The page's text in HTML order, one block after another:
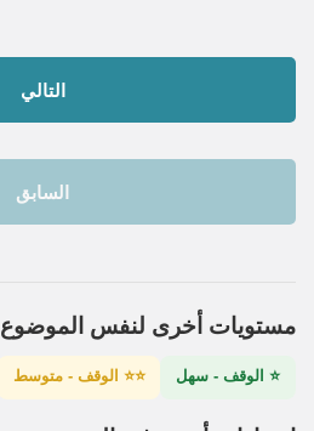
السابق
التالي
مستويات أخرى لنفس الموضوع
⭐ الوقف - سهل ⭐⭐ الوقف - متوسط